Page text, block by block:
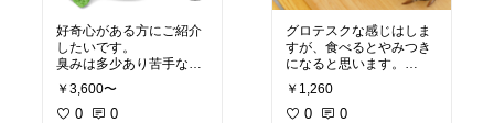
好奇心がある方にご紹介
したいです。
臭みは多少あり苦手な人
は苦手かもしれません
が、好きな人はとまらな
くなるはずです。
￥3,600〜
0 0
グロテスクな感じはしま
すが、食べるとやみつき
になると思います。
食べるときの臭さは全く
ありません。
＃BAフード
￥1,260
0 0